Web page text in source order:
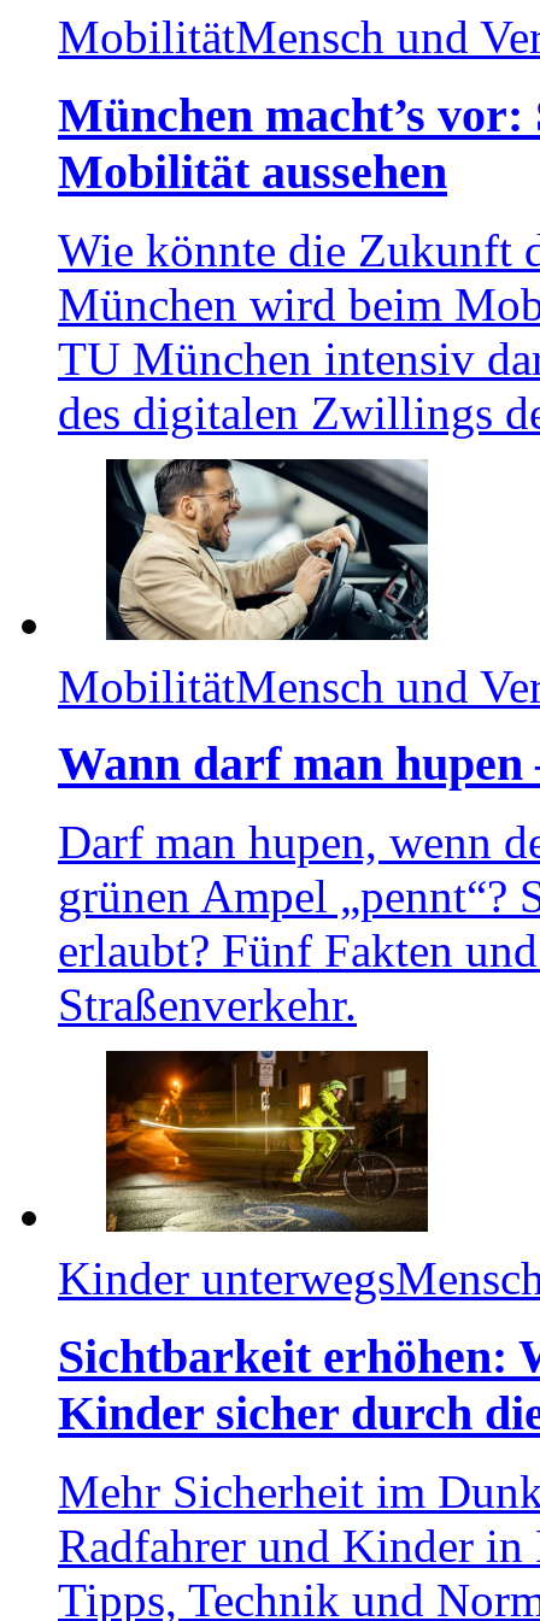
MobilitätMensch und
München macht’s
Mobilität aussehen
Wie könnte die Zukunft
München wird beim
TU München intensiv
des digitalen Zwillings
MobilitätMensch und
Wann darf man
Darf man hupen, wenn
grünen Ampel „pennt“?
erlaubt? Fünf Fakten
Straßenverkehr.
Kinder unterwegs
Sichtbarkeit erhöhen:
Kinder sicher durch
Mehr Sicherheit im
Radfahrer und Kinder
Tipps, Technik und